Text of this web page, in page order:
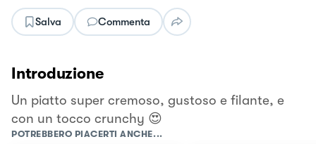
Salva Commenta
Introduzione
Un piatto super cremoso, gustoso e filante, e
con un tocco crunchy 😍
POTREBBERO PIACERTI ANCHE...